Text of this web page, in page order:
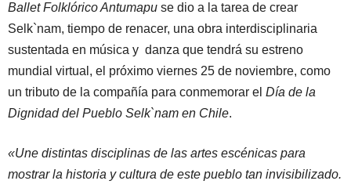
Ballet Folklórico Antumapu se dio a la tarea de crear
Selk`nam, tiempo de renacer, una obra interdisciplinaria
sustentada en música y danza que tendrá su estreno
mundial virtual, el próximo viernes 25 de noviembre, como
un tributo de la compañía para conmemorar el Día de la
Dignidad del Pueblo Selk`nam en Chile.
«Une distintas disciplinas de las artes escénicas para
mostrar la historia y cultura de este pueblo tan invisibilizado.